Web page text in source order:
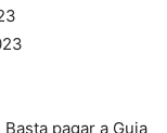
pagar a Guia